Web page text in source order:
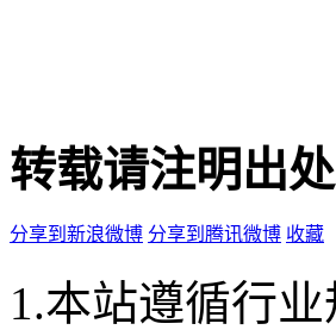
转载请注明出处
分享到新浪微博 分享到腾讯微博 收藏
1.本站遵循行